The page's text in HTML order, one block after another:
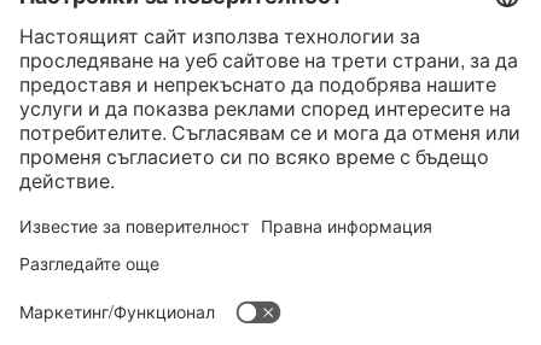
такса за колетна пратка и при нужда такса за наложен платеж, ако не е
посочено друго
* Словната марка и логата на Bluetooth® са регистрирани търговски
марки, собственост на Bluetooth SIG, Inc., и всяко използване на тези
марки от страна на Satisfyer GmbH е съгласно лиценз.
Apple, логото на Apple и Apple Watch са търговски марки на Apple Inc.
Google Play и логото на Google Play са търговски марки на Google LLC.